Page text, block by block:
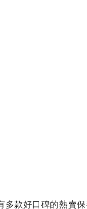
款好口碑的熱賣